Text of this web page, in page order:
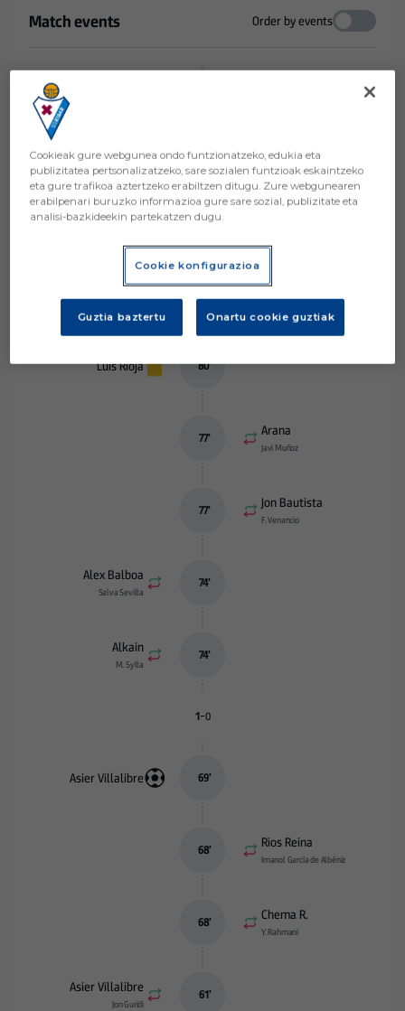
Match events Order by events
Peru Nolaskoain
93’
Luis Rioja 80’
Arana
Javi Muñoz
77’
Jon Bautista
F. Venancio
77’
Alex Balboa
Salva Sevilla
74’
Alkain
M. Sylla
74’
1-0
Asier Villalibre 69’
Rios Reina
Imanol García de Albéniz
68’
Chema R.
Y. Rahmani
68’
Asier Villalibre
Jon Guridi
61’
Cookieak gure webgunea ondo funtzionatzeko, edukia eta
publizitatea pertsonalizatzeko, sare sozialen funtzioak eskaintzeko
eta gure trafikoa aztertzeko erabiltzen ditugu. Zure webgunearen
erabilpenari buruzko informazioa gure sare sozial, publizitate eta
analisi-bazkideekin partekatzen dugu.
Cookie konfigurazioa
Guztia baztertu Onartu cookie guztiak